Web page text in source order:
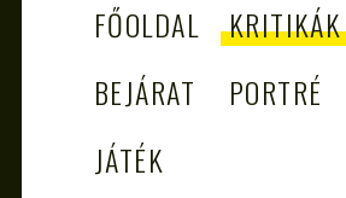
– AZ EGÉSZSÉGES
OLVASÁS
TÁMOGATÓJA
FŐOLDAL
KRITIKÁK
BEJÁRAT
PORTRÉ
JÁTÉK